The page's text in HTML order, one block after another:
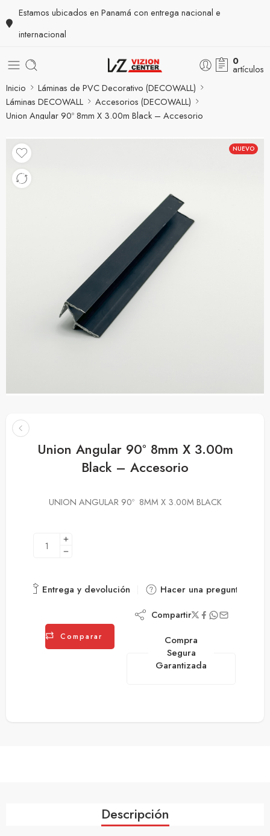
Estamos ubicados en Panamá con entrega nacional e
internacional
0
artículos
Inicio
Láminas de PVC Decorativo (DECOWALL)
Láminas DECOWALL
Accesorios (DECOWALL)
Union Angular 90º 8mm X 3.00m Black – Accesorio
NUEVO
Union Angular 90º 8mm X 3.00m
Black – Accesorio
UNION ANGULAR 90º 8MM X 3.00M BLACK
Entrega y devolución Hacer una pregunta
Comparar
Compartir
Compra
Segura
Garantizada
Descripción